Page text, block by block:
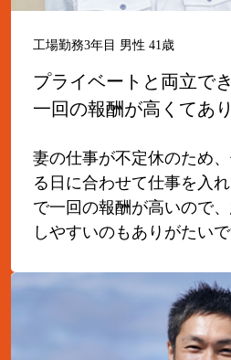
工場勤務3年目 男性 41歳
プライベートと両立で
一回の報酬が高くてあ
妻の仕事が不定休のため
る日に合わせて仕事を入
で一回の報酬が高いので
しやすいのもありがたいで